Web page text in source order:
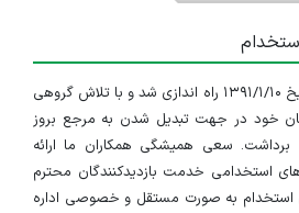
سایت ایران استخدام در تاریخ ۱۳۹۱/۱/۱۰ راه اندازی شد و با تلاش گروهی
خود در جهت تبدیل شدن به مرجع بروز
سعی همیشگی همکاران ما ارائه
استخدامی خدمت بازدیدکنندگان محترم
استخدام به صورت مستقل و خصوصی اداره